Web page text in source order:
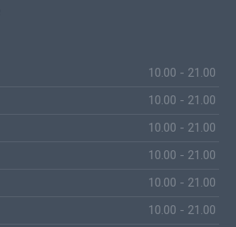
10.00 - 21.00
10.00 - 21.00
10.00 - 21.00
10.00 - 21.00
10.00 - 21.00
10.00 - 21.00